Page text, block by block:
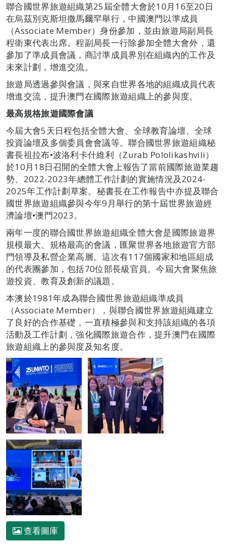
聯合國世界旅遊組織第25屆全體大會於10月16至20日
在烏茲別克斯坦撒馬爾罕舉行，中國澳門以準成員
（Associate Member）身份參加，並由旅遊局副局長
程衛東代表出席。程副局長一行除參加全體大會外，還
參加了準成員會議，商討準成員界別在組織內的工作及
未來計劃，增進交流。
旅遊局透過參與會議，與來自世界各地的組織成員代表
增進交流，提升澳門在國際旅遊組織上的參與度。
最高規格旅遊國際會議
今屆大會5天日程包括全體大會、全球教育論壇、全球
投資論壇及多個委員會會議等。聯合國世界旅遊組織秘
書長祖拉布•波洛利卡什維利（Zurab Pololikashvili）
於10月18日召開的全體大會上報告了當前國際旅遊業趨
勢、2022-2023年總體工作計劃的實施情況及2024-
2025年工作計劃草案。秘書長在工作報告中亦提及聯合
國世界旅遊組織參與今年9月舉行的第十屆世界旅遊經
濟論壇•澳門2023。
兩年一度的聯合國世界旅遊組織全體大會是國際旅遊界
規模最大、規格最高的會議，匯聚世界各地旅遊官方部
門領導及私營企業高層。這次有117個國家和地區組成
的代表團參加，包括70位部長級官員。今屆大會聚焦旅
遊投資、教育及創新的議題。
本澳於1981年成為聯合國世界旅遊組織準成員
（Associate Member），與聯合國世界旅遊組織建立
了良好的合作基礎，一直積極參與和支持該組織的各項
活動及工作計劃，強化國際旅遊合作，提升澳門在國際
旅遊組織上的參與度及知名度。
查看圖庫